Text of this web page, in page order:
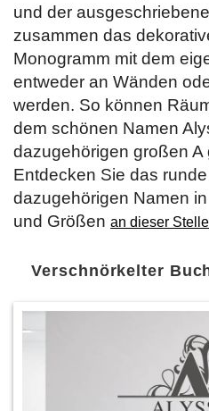
und der
zusammen das
Monogramm mit dem
entweder an Wänden
werden. So können
dem schönen Namen
dazugehörigen großen A
Entdecken Sie das
dazugehörigen Namen
und Größen an dieser Stelle
Verschnörkelter